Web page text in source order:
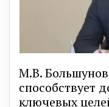
М.В.
способствует
ключевых